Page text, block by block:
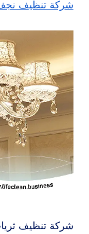
شركة تنظيف
شركة تنظيف